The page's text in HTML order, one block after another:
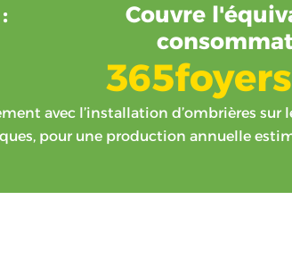
Couvre
365
avec l’installation d’ombrières sur
pour une production annuelle